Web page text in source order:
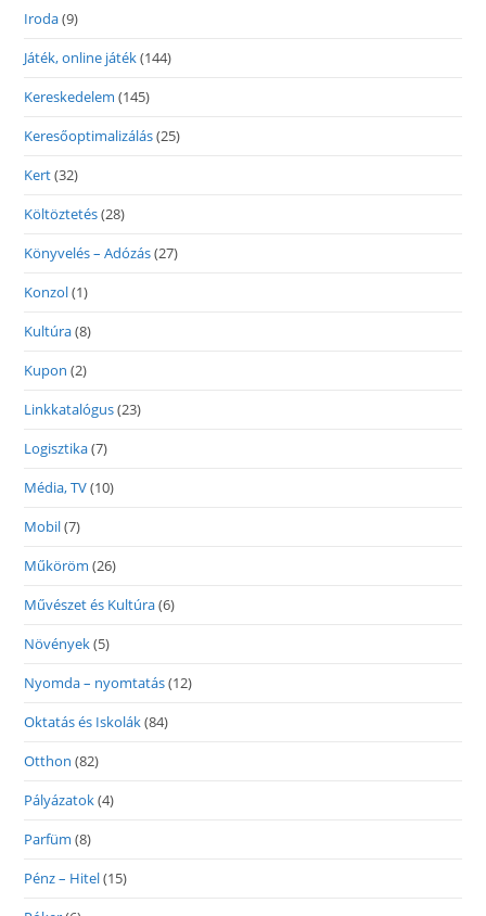
Iroda(9)
Játék, online játék(144)
Kereskedelem (145)
Keresőoptimalizálás(25)
Kert(32)
Költöztetés(28)
Könyvelés – Adózás(27)
Konzol(1)
Kultúra(8)
Kupon (2)
Linkkatalógus(23)
Logisztika(7)
Média, TV(10)
Mobil(7)
Műköröm (26)
Művészet és Kultúra(6)
Növények(5)
Nyomda – nyomtatás(12)
Oktatás és Iskolák(84)
Otthon (82)
Pályázatok(4)
Parfüm (8)
Pénz – Hitel(15)